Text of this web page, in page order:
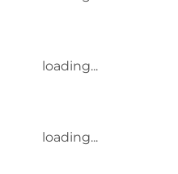
loading...
loading...